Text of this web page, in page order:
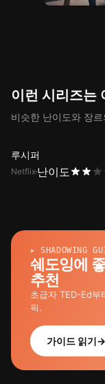
이런 시리즈는
비슷한 난이도와 장
루시퍼
Netflix 난이도
▸ SHADOWING
쉐도잉에
추천
초급자 TED-Ed
픽.
가이드 읽기→